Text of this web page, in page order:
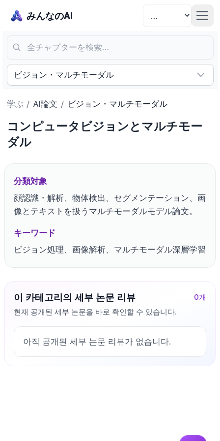
みんなのAI
全チャプターを検索…
ビジョン・マルチモーダル
学ぶ / AI論文 / ビジョン・マルチモーダル
コンピュータビジョンとマルチモー
ダル
分類対象
顔認識・解析、物体検出、セグメンテーション、画
像とテキストを扱うマルチモーダルモデル論文。
キーワード
ビジョン処理、画像解析、マルチモーダル深層学習
이 카테고리의 세부 논문 리뷰 0개
현재 공개된 세부 논문을 바로 확인할 수 있습니다.
아직 공개된 세부 논문 리뷰가 없습니다.